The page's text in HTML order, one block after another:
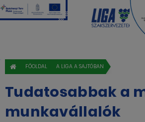
FŐOLDAL A LIGA A SAJTÓBAN
Tudatosabbak a
munkavállalók